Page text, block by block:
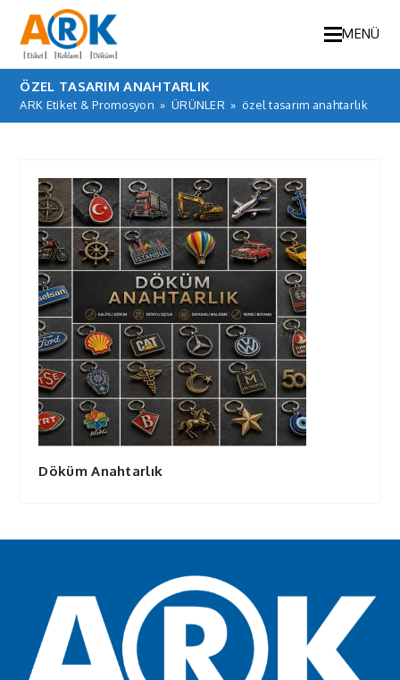
MENÜ
ÖZEL TASARIM ANAHTARLIK
ARK Etiket & Promosyon » ÜRÜNLER » özel tasarım anahtarlık
Döküm Anahtarlık